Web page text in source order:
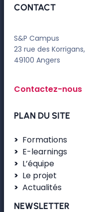
CONTACT
S&P Campus
23 rue des Korrigans,
49100 Angers
Contactez-nous
PLAN DU SITE
Formations
E-learnings
L’équipe
Le projet
Actualités
NEWSLETTER